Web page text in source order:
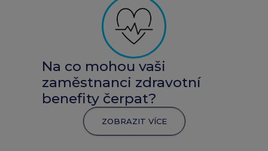
Na co mohou vaši
zaměstnanci zdravotní
benefity čerpat?
ZOBRAZIT VÍCE